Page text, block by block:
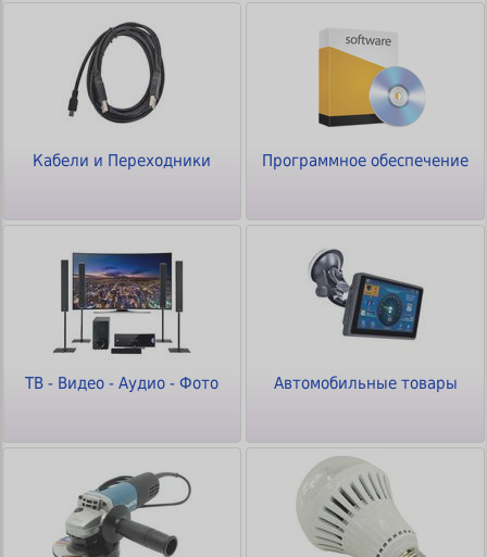
Кабели и Переходники Программное обеспечение
ТВ - Видео - Аудио - Фото Автомобильные товары